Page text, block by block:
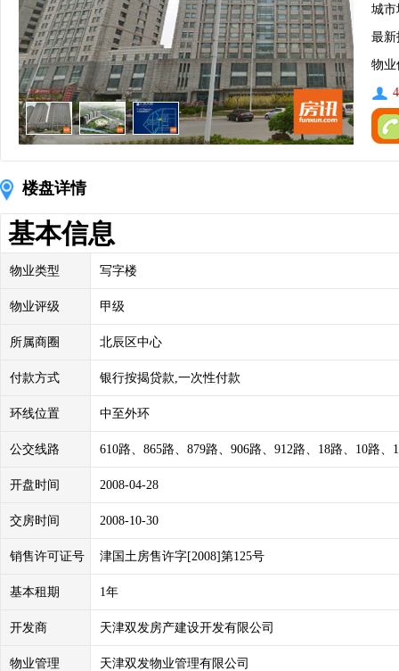
城
最新
物业
楼盘详情
基本信息
物业类型 写字楼
物业评级 甲级
所属商圈 北辰区中心
付款方式 银行按揭贷款,一次性付款
环线位置 中至外环
公交线路 610路、865路、879路、906路、912路、18路、10路、
开盘时间 2008-04-28
交房时间 2008-10-30
销售许可证号 津国土房售许字[2008]第125号
基本租期 1年
开发商 天津双发房产建设开发有限公司
物业管理 天津双发物业管理有限公司